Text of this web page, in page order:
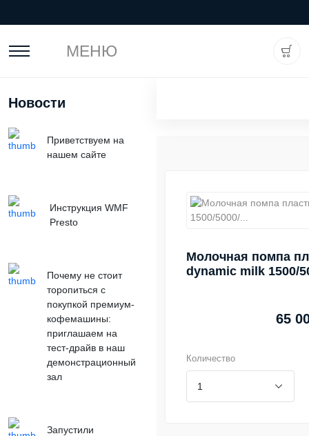
МЕНЮ
Новости
Приветствуем на
нашем сайте
Инструкция WMF
Presto
Почему не стоит
торопиться с
покупкой премиум-
кофемашины:
приглашаем на
тест-драйв в наш
демонстрационный
зал
Запустили
Молочная помпа
dynamic milk 1500/
65
Количество